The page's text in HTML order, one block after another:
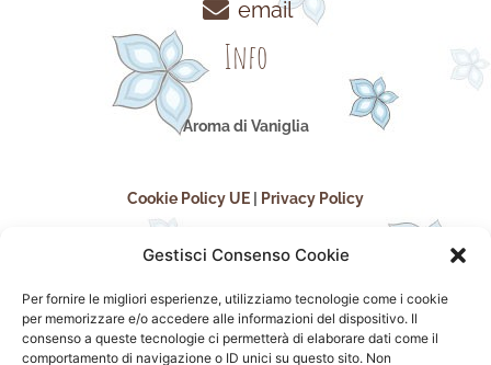
Gestisci Consenso Cookie
Per fornire le migliori esperienze, utilizziamo tecnologie come i cookie
per memorizzare e/o accedere alle informazioni del dispositivo. Il
consenso a queste tecnologie ci permetterà di elaborare dati come il
comportamento di navigazione o ID unici su questo sito. Non
email
Info
Aroma di Vaniglia
Cookie Policy UE Privacy Policy